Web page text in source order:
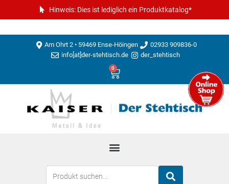
Hinweis: Dies ist lediglich ein Produktkatalog*
Am Ohrt 2 • 59469 Ense-Höingen
02933 909836-0
info[at]der-stehtisch.de
der_stehtisch
0